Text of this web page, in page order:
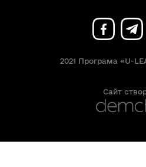
2021 Програма «U-
Сайт